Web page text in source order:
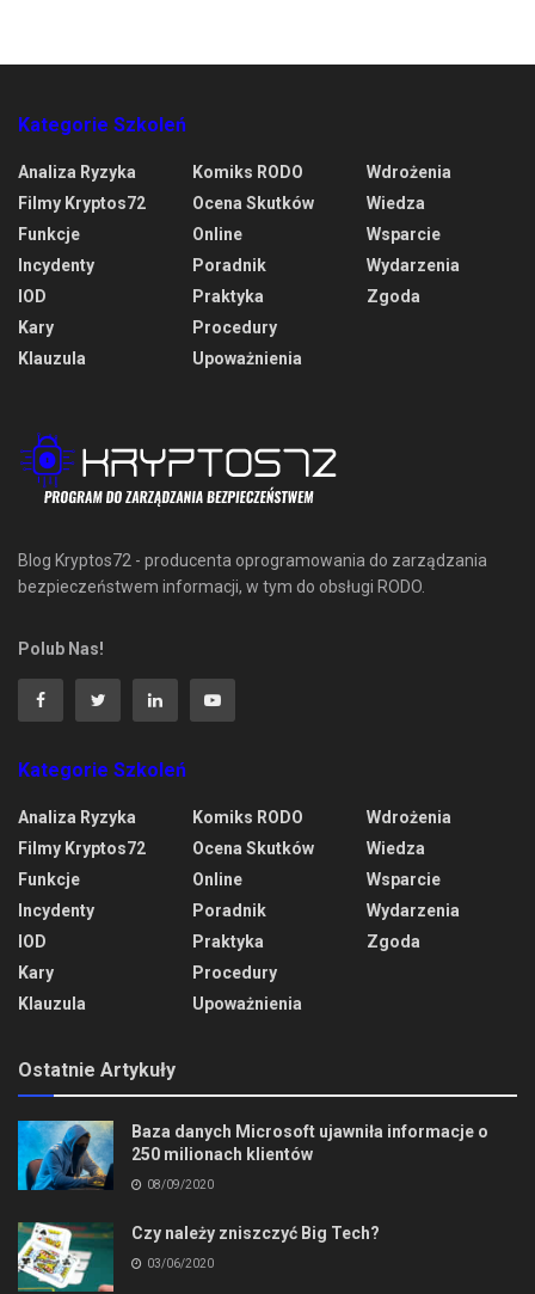
Kategorie Szkoleń
Analiza Ryzyka
Filmy Kryptos72
Funkcje
Incydenty
IOD
Kary
Klauzula
Komiks RODO
Ocena Skutków
Online
Poradnik
Praktyka
Procedury
Upoważnienia
Wdrożenia
Wiedza
Wsparcie
Wydarzenia
Zgoda
Blog Kryptos72 - producenta oprogramowania do zarządzania
bezpieczeństwem informacji, w tym do obsługi RODO.
Polub Nas!
Kategorie Szkoleń
Analiza Ryzyka
Filmy Kryptos72
Funkcje
Incydenty
IOD
Kary
Klauzula
Komiks RODO
Ocena Skutków
Online
Poradnik
Praktyka
Procedury
Upoważnienia
Wdrożenia
Wiedza
Wsparcie
Wydarzenia
Zgoda
Ostatnie Artykuły
Baza danych Microsoft ujawniła informacje o
250 milionach klientów
08/09/2020
Czy należy zniszczyć Big Tech?
03/06/2020